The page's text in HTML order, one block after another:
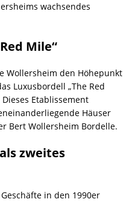
wachsendes
Mile“
Wollersheim den Höhepunkt
Luxusbordell „The Red
Etablissement
Häuser
Bert Wollersheim Bordelle.
zweites
in den 1990er